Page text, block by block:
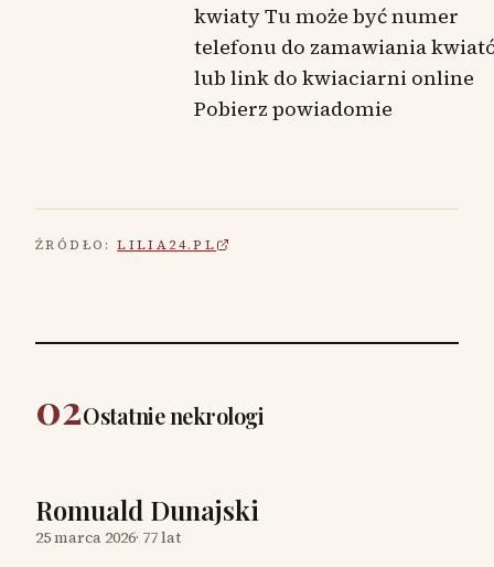
kwiaty Tu może być numer
telefonu do zamawiania
lub link do kwiaciarni online
Pobierz powiadomie
ŹRÓDŁO: LILIA24.PL
02Ostatnie nekrologi
Romuald Dunajski
25 marca 2026· 77 lat